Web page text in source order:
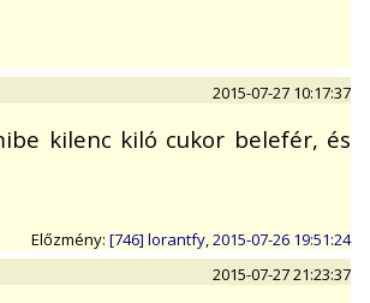
2015-07-27 10:17:37
kilenc kiló cukor belefér, és
Előzmény: [746] lorantfy, 2015-07-26 19:51:24
2015-07-27 21:23:37